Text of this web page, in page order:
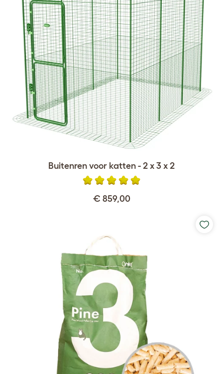
Buitenren voor katten - 2 x 3 x 2
€ 859,00